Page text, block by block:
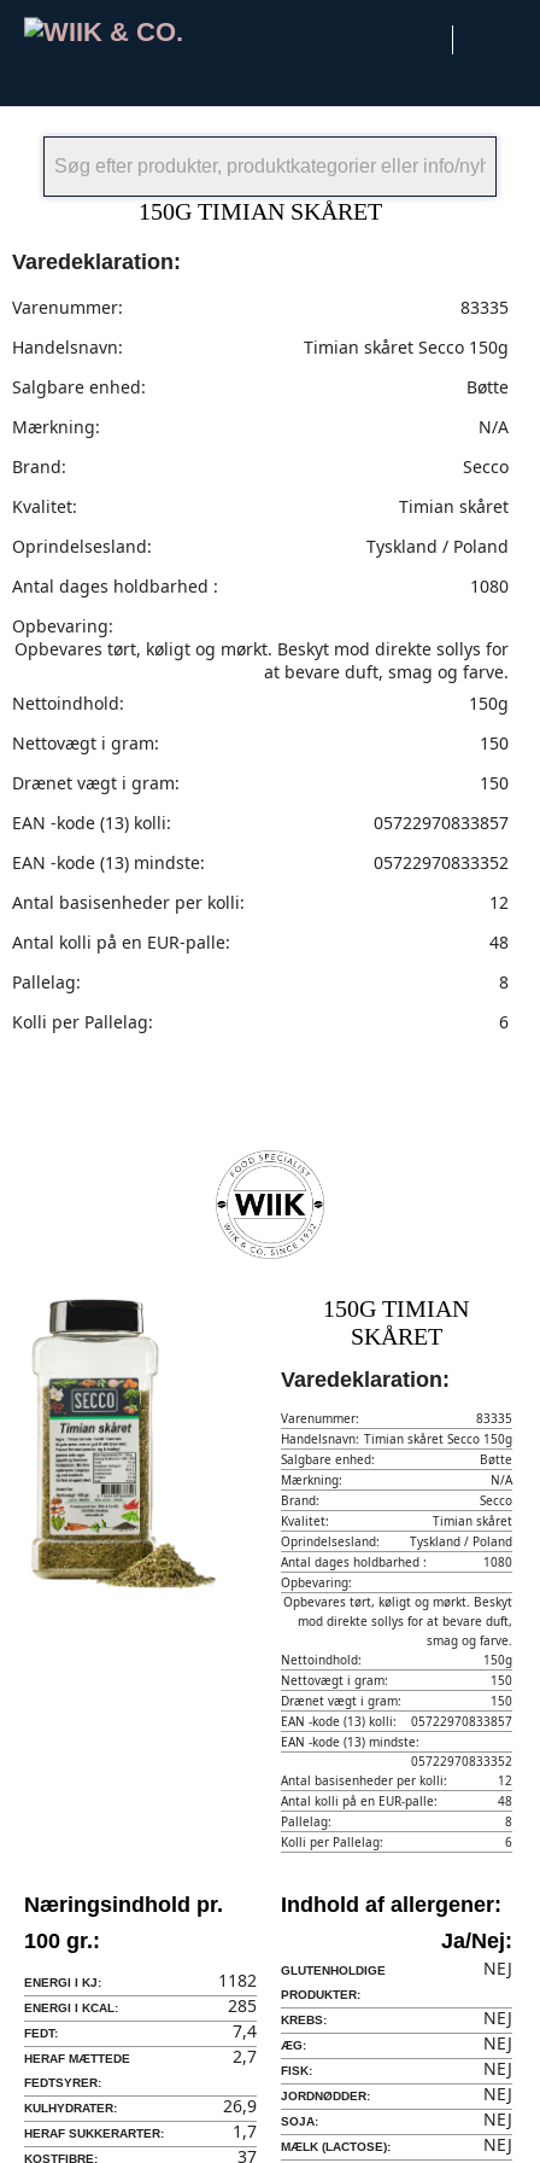
150G TIMIAN SKÅRET
Varedeklaration:
Varenummer:
83335
Handelsnavn:
Timian skåret Secco 150g
Salgbare enhed:
Bøtte
Mærkning:
N/A
Brand:
Secco
Kvalitet:
Timian skåret
Oprindelsesland:
Tyskland / Poland
Antal dages holdbarhed :
1080
Opbevaring:
Opbevares tørt, køligt og mørkt. Beskyt mod direkte sollys for
at bevare duft, smag og farve.
Nettoindhold:
150g
Nettovægt i gram:
150
Drænet vægt i gram:
150
EAN -kode (13) kolli:
05722970833857
EAN -kode (13) mindste:
05722970833352
Antal basisenheder per kolli:
12
Antal kolli på en EUR-palle:
48
Pallelag:
8
Kolli per Pallelag:
6
150G TIMIAN
SKÅRET
Varedeklaration:
Varenummer:
83335
Handelsnavn: Timian skåret Secco 150g
Salgbare enhed:
Bøtte
Mærkning:
N/A
Brand:
Secco
Kvalitet:
Timian skåret
Oprindelsesland:
Tyskland / Poland
Antal dages holdbarhed :
1080
Opbevaring:
Opbevares tørt, køligt og mørkt. Beskyt
mod direkte sollys for at bevare duft,
smag og farve.
Nettoindhold:
150g
Nettovægt i gram:
150
Drænet vægt i gram:
150
EAN -kode (13) kolli:
05722970833857
EAN -kode (13) mindste:
05722970833352
Antal basisenheder per kolli:
12
Antal kolli på en EUR-palle:
48
Pallelag:
8
Kolli per Pallelag:
6
Næringsindhold pr.
100 gr.:
ENERGI I KJ: 1182
ENERGI I KCAL: 285
FEDT: 7,4
HERAF MÆTTEDE
FEDTSYRER:
2,7
KULHYDRATER: 26,9
HERAF SUKKERARTER: 1,7
KOSTFIBRE: 37
Indhold af allergener:
Ja/Nej:
GLUTENHOLDIGE
PRODUKTER:
NEJ
KREBS: NEJ
ÆG: NEJ
FISK: NEJ
JORDNØDDER: NEJ
SOJA: NEJ
MÆLK (LACTOSE):
NEJ